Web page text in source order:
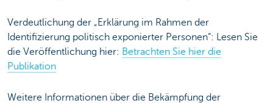
Verdeutlichung der „Erklärung im Rahmen der
Identifizierung politisch exponierter Personen“: Lesen Sie
die Veröffentlichung hier: Betrachten Sie hier die
Publikation
Weitere Informationen über die Bekämpfung der